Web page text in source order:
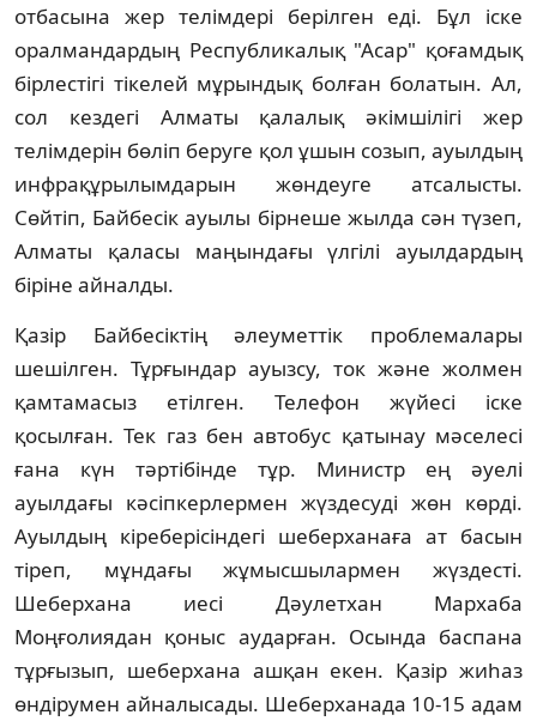
отбасына жер телiмдерi берiлген едi. Бұл iске
оралмандардың Республикалық "Асар" қоғамдық
бiрлестiгi тiкелей мұрындық болған болатын. Ал,
сол кездегi Алматы қалалық әкiмшiлiгi жер
телiмдерiн бөлiп беруге қол ұшын созып, ауылдың
инфрақұрылымдарын жөндеуге атсалысты.
Сөйтiп, Байбесiк ауылы бiрнеше жылда сән түзеп,
Алматы қаласы маңындағы үлгiлi ауылдардың
бiрiне айналды.
Қазiр Байбесiктiң әлеуметтiк проблемалары
шешiлген. Тұрғындар ауызсу, ток және жолмен
қамтамасыз етiлген. Телефон жүйесi iске
қосылған. Тек газ бен автобус қатынау мәселесi
ғана күн тәртiбiнде тұр. Министр ең әуелi
ауылдағы кәсiпкерлермен жүздесудi жөн көрдi.
Ауылдың кiреберiсiндегi шеберханаға ат басын
тiреп, мұндағы жұмысшылармен жүздестi.
Шеберхана иесi Дәулетхан Мархаба
Моңғолиядан қоныс аударған. Осында баспана
тұрғызып, шеберхана ашқан екен. Қазiр жиһаз
өндiрумен айналысады. Шеберханада 10-15 адам